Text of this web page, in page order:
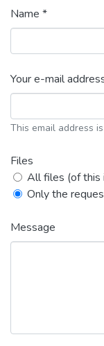
Name *
Your e-mail
This email address
Files
All files (of this
Only the
Message